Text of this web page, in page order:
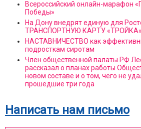
Всероссийский онлайн-марафон
Победы»
На Дону внедрят единую для
ТРАНСПОРТНУЮ КАРТУ «ТРОЙКА»
НАСТАВНИЧЕСТВО как
подросткам сиротам
Член общественной палаты РФ
рассказал о планах работы
новом составе и о том, чего не
прошедшие три года
Написать нам письмо